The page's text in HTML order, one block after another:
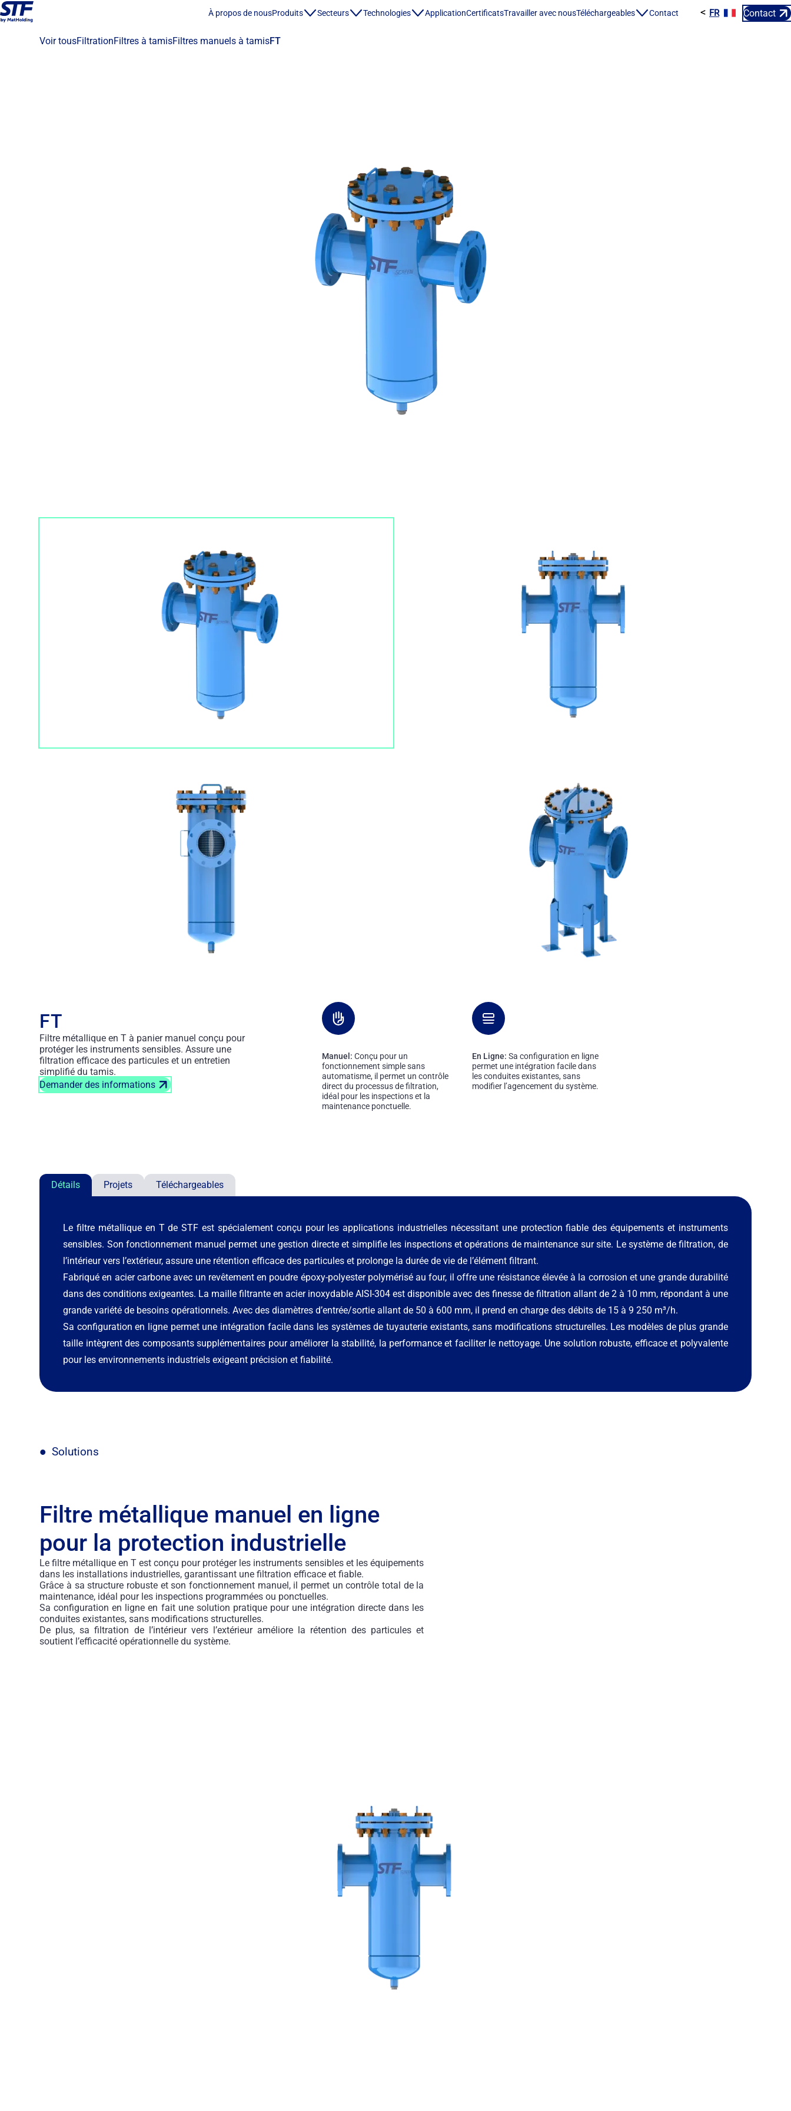
À propos de nousProduits Secteurs Technologies ApplicationCertificatsTravailler avec nousTéléchargeables Contact < FR ES
Contact
Voir tousFiltrationFiltres à tamisFiltres manuels à tamisFT
FT
Filtre métallique en T à panier manuel conçu pour
protéger les instruments sensibles. Assure une
filtration efficace des particules et un entretien
simplifié du tamis.
Demander des informations
Manuel: Conçu pour un
fonctionnement simple sans
automatisme, il permet un contrôle
direct du processus de filtration,
idéal pour les inspections et la
maintenance ponctuelle.
En Ligne: Sa configuration en ligne
permet une intégration facile dans
les conduites existantes, sans
modifier l’agencement du système.
Détails Projets Téléchargeables
Le filtre métallique en T de STF est spécialement conçu pour les applications industrielles nécessitant une protection fiable des équipements et instruments
sensibles. Son fonctionnement manuel permet une gestion directe et simplifie les inspections et opérations de maintenance sur site. Le système de filtration, de
l’intérieur vers l’extérieur, assure une rétention efficace des particules et prolonge la durée de vie de l’élément filtrant.
Fabriqué en acier carbone avec un revêtement en poudre époxy-polyester polymérisé au four, il offre une résistance élevée à la corrosion et une grande durabilité
dans des conditions exigeantes. La maille filtrante en acier inoxydable AISI-304 est disponible avec des finesse de filtration allant de 2 à 10 mm, répondant à une
grande variété de besoins opérationnels. Avec des diamètres d’entrée/sortie allant de 50 à 600 mm, il prend en charge des débits de 15 à 9 250 m³/h.
Sa configuration en ligne permet une intégration facile dans les systèmes de tuyauterie existants, sans modifications structurelles. Les modèles de plus grande
taille intègrent des composants supplémentaires pour améliorer la stabilité, la performance et faciliter le nettoyage. Une solution robuste, efficace et polyvalente
pour les environnements industriels exigeant précision et fiabilité.
Solutions
Filtre métallique manuel en ligne
pour la protection industrielle
Le filtre métallique en T est conçu pour protéger les instruments sensibles et les équipements
dans les installations industrielles, garantissant une filtration efficace et fiable.
Grâce à sa structure robuste et son fonctionnement manuel, il permet un contrôle total de la
maintenance, idéal pour les inspections programmées ou ponctuelles.
Sa configuration en ligne en fait une solution pratique pour une intégration directe dans les
conduites existantes, sans modifications structurelles.
De plus, sa filtration de l’intérieur vers l’extérieur améliore la rétention des particules et
soutient l’efficacité opérationnelle du système.